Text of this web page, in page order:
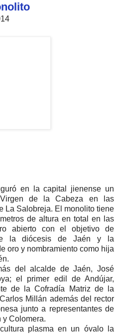
en la capital jienense un
de la Cabeza en las
La Salobreja. El monolito tiene
de altura en total en las
abierto con el objetivo de
la diócesis de Jaén y la
oro y nombramiento como hija
del alcalde de Jaén, José
el primer edil de Andújar,
de la Cofradía Matriz de la
Millán además del rector
junto a representantes de
y Colomera.
plasma en un óvalo la